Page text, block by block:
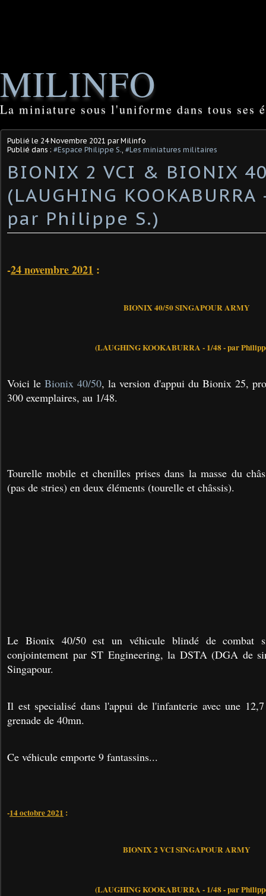
MILINFO
La miniature sous l'uniforme dans tous ses
Publié le 24 Novembre 2021 par Milinfo
Publié dans : #Espace Philippe S., #Les miniatures militaires
BIONIX 2 VCI & BIONIX
(LAUGHING
par Philippe S.) ​
-24 novembre 2021 :
BIONIX 40/50 SINGAPOUR ARMY
(LAUGHING KOOKABURRA - 1/48 - par
Voici le Bionix 40/50, la version d'appui du Bionix 25,
300 exemplaires, au 1/48.
Tourelle mobile et chenilles prises dans la masse du
(pas de stries) en deux éléments (tourelle et châssis).
Le Bionix 40/50 est un véhicule blindé de combat
conjointement par ST Engineering, la DSTA (DGA de
Singapour.
Il est specialisé dans l'appui de l'infanterie avec une
grenade de 40mn.
Ce véhicule emporte 9 fantassins...
-14 octobre 2021 :
BIONIX 2 VCI SINGAPOUR ARMY
(LAUGHING KOOKABURRA - 1/48 - par